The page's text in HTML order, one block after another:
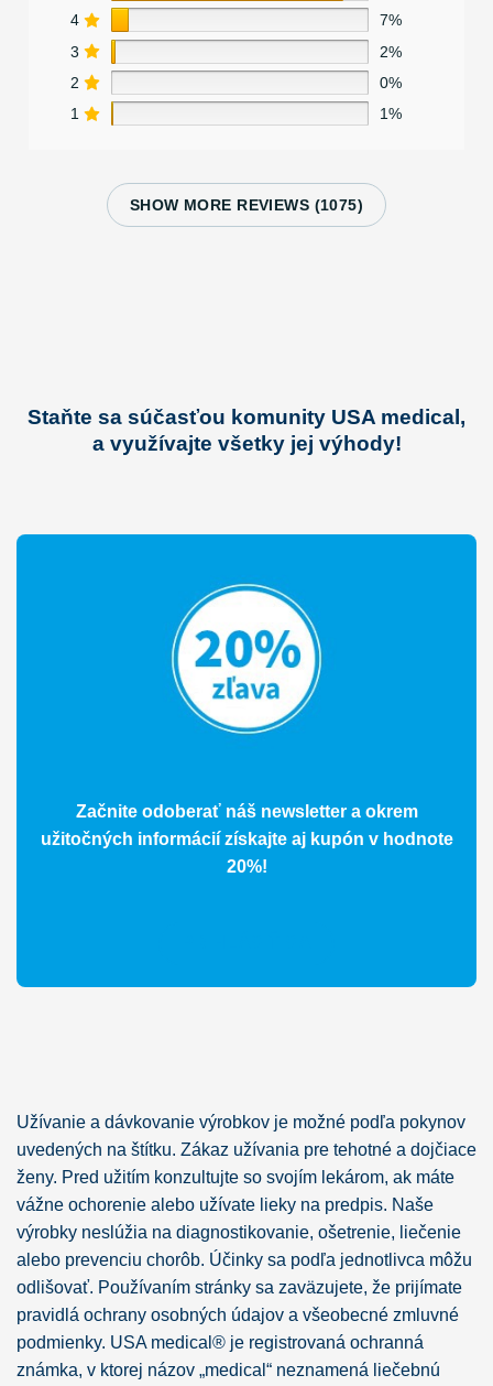
4
7%
3
2%
2
0%
1
1%
SHOW MORE REVIEWS (1075)
Staňte sa súčasťou komunity USA medical,
a využívajte všetky jej výhody!
Začnite odoberať náš newsletter a okrem
užitočných informácií získajte aj kupón v hodnote
20%!
Užívanie a dávkovanie výrobkov je možné podľa pokynov
uvedených na štítku. Zákaz užívania pre tehotné a dojčiace
ženy. Pred užitím konzultujte so svojím lekárom, ak máte
vážne ochorenie alebo užívate lieky na predpis. Naše
výrobky neslúžia na diagnostikovanie, ošetrenie, liečenie
alebo prevenciu chorôb. Účinky sa podľa jednotlivca môžu
odlišovať. Používaním stránky sa zaväzujete, že prijímate
pravidlá ochrany osobných údajov a všeobecné zmluvné
podmienky. USA medical® je registrovaná ochranná
známka, v ktorej názov „medical“ neznamená liečebnú